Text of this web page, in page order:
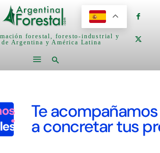
forestal, foresto-industrial y
de Argentina y América Latina